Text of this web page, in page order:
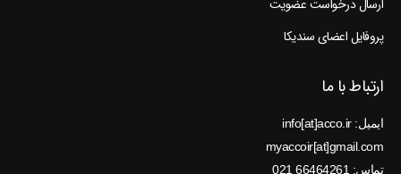
ارسال درخواست عضویت
پروفایل اعضای سندیکا
ارتباط با ما
ایمیل: info[at]acco.ir
myaccoir[at]gmail.com
تماس: 66464261 021